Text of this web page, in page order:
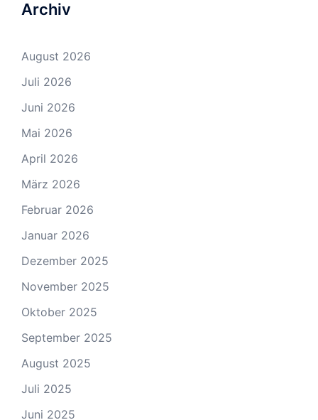
Archiv
August 2026
Juli 2026
Juni 2026
Mai 2026
April 2026
März 2026
Februar 2026
Januar 2026
Dezember 2025
November 2025
Oktober 2025
September 2025
August 2025
Juli 2025
Juni 2025